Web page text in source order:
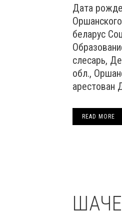
Дата
беларус
слесарь,
обл.,
арестован
READ MORE